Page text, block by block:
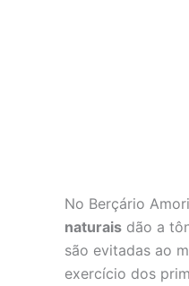
No Berçário
naturais dão a
são evitadas ao
exercício dos